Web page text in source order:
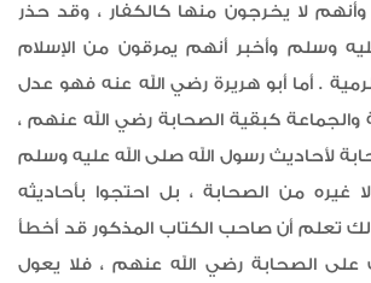
وأنهم لا يخرجون منها كالكفار ، وقد حذر
وسلم وأخبر أنهم يمرقون من الإسلام
. أما أبو هريرة رضي الله عنه فهو عدل
والجماعة كبقية الصحابة رضي الله عنهم ،
لأحاديث رسول الله صلى الله عليه وسلم
غيره من الصحابة ، بل احتجوا بأحاديثه
تعلم أن صاحب الكتاب المذكور قد أخطأ
الصحابة رضي الله عنهم ، فلا يعول